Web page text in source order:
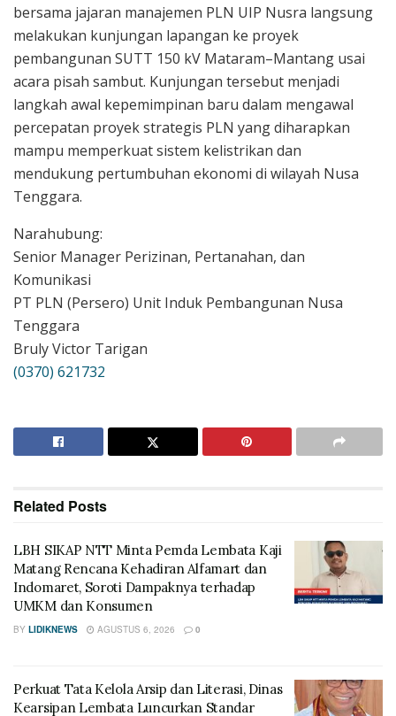
bersama jajaran manajemen PLN UIP Nusra langsung
melakukan kunjungan lapangan ke proyek
pembangunan SUTT 150 kV Mataram–Mantang usai
acara pisah sambut. Kunjungan tersebut menjadi
langkah awal kepemimpinan baru dalam mengawal
percepatan proyek strategis PLN yang diharapkan
mampu memperkuat sistem kelistrikan dan
mendukung pertumbuhan ekonomi di wilayah Nusa
Tenggara.
Narahubung:
Senior Manager Perizinan, Pertanahan, dan
Komunikasi
PT PLN (Persero) Unit Induk Pembangunan Nusa
Tenggara
Bruly Victor Tarigan
(0370) 621732
Related Posts
LBH SIKAP NTT Minta Pemda Lembata Kaji
Matang Rencana Kehadiran Alfamart dan
Indomaret, Soroti Dampaknya terhadap
UMKM dan Konsumen
BY LIDIKNEWS AGUSTUS 6, 2026 0
Perkuat Tata Kelola Arsip dan Literasi, Dinas
Kearsipan Lembata Luncurkan Standar